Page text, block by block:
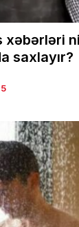
xəbərləri
saxlayır?